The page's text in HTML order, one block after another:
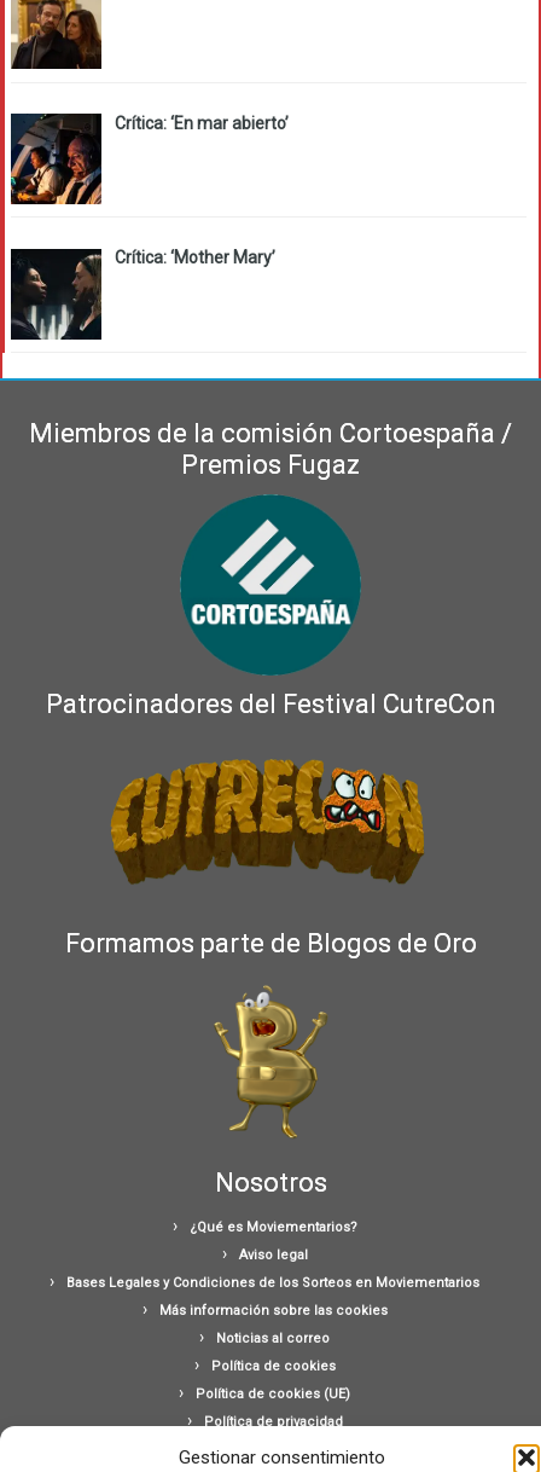
Gestionar consentimiento
Crítica: ‘En mar abierto’
Crítica: ‘Mother Mary’
Miembros de la comisión Cortoespaña /
Premios Fugaz
Patrocinadores del Festival CutreCon
Formamos parte de Blogos de Oro
Nosotros
¿Qué es Moviementarios?
Aviso legal
Bases Legales y Condiciones de los Sorteos en Moviementarios
Más información sobre las cookies
Noticias al correo
Política de cookies
Política de cookies (UE)
Política de privacidad
Ponte en contacto con nosotros